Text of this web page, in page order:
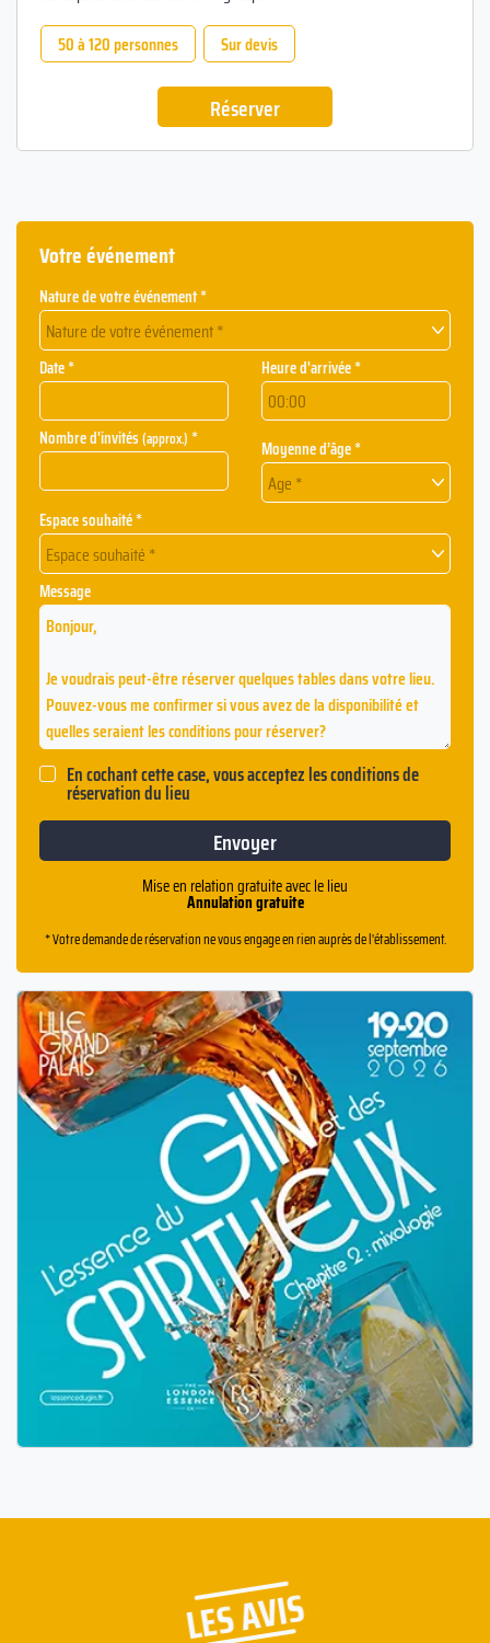
50 à 120 personnes
Sur devis
Réserver
Votre événement
Nature de votre événement *
Nature de votre événement *
Date * Heure d'arrivée *
Nombre d'invités(approx.)* Moyenne d’âge *
Age *
Espace souhaité *
Espace souhaité *
Message
En cochant cette case, vous acceptez les conditions de
réservation du lieu
Mise en relation gratuite avec le lieu
Annulation gratuite
* Votre demande de réservation ne vous engage en rien auprès de l'établissement.
LES AVIS